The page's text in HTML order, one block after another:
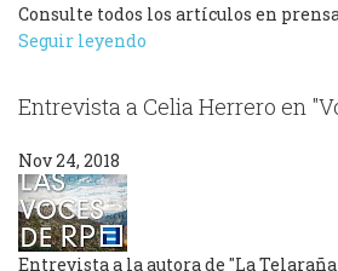
Consulte todos los artículos en
Seguir leyendo
Entrevista a Celia Herrero en
Nov 24, 2018
Entrevista a la autora de "La